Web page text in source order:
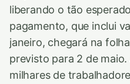
liberando o tão
pagamento, que inclui
janeiro, chegará na
previsto para 2 de
milhares de